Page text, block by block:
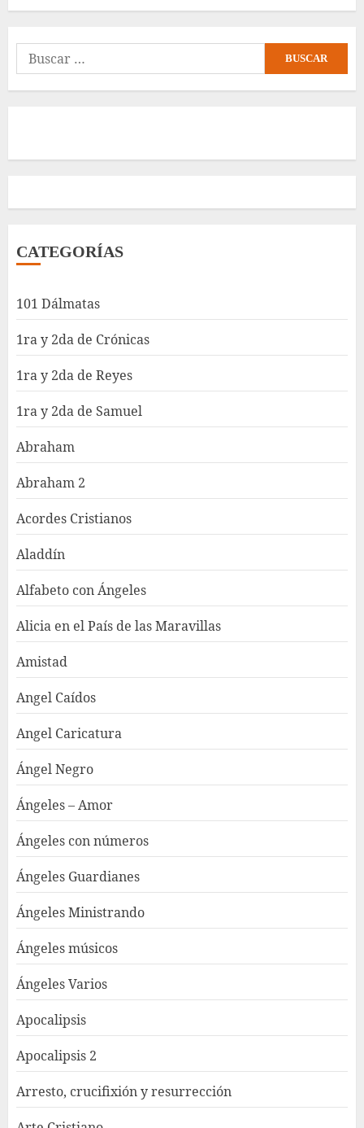
Buscar:
CATEGORÍAS
101 Dálmatas
1ra y 2da de Crónicas
1ra y 2da de Reyes
1ra y 2da de Samuel
Abraham
Abraham 2
Acordes Cristianos
Aladdín
Alfabeto con Ángeles
Alicia en el País de las Maravillas
Amistad
Angel Caídos
Angel Caricatura
Ángel Negro
Ángeles – Amor
Ángeles con números
Ángeles Guardianes
Ángeles Ministrando
Ángeles músicos
Ángeles Varios
Apocalipsis
Apocalipsis 2
Arresto, crucifixión y resurrección